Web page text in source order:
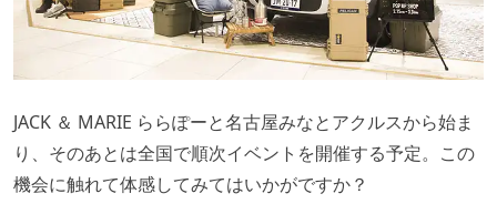
JACK ＆ MARIE ららぽーと名古屋みなとアクルスから始ま
り、そのあとは全国で順次イベントを開催する予定。この
機会に触れて体感してみてはいかがですか？